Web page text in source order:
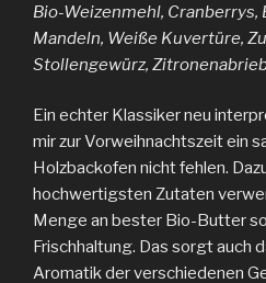
Bio-Weizenmehl,
Mandeln, Weiße Kuvertüre,
Stollengewürz,
Ein echter Klassiker neu
mir zur Vorweihnachtszeit ein
Holzbackofen nicht fehlen.
hochwertigsten Zutaten
Menge an bester Bio-Butter
Frischhaltung. Das sorgt auch
Aromatik der verschiedenen